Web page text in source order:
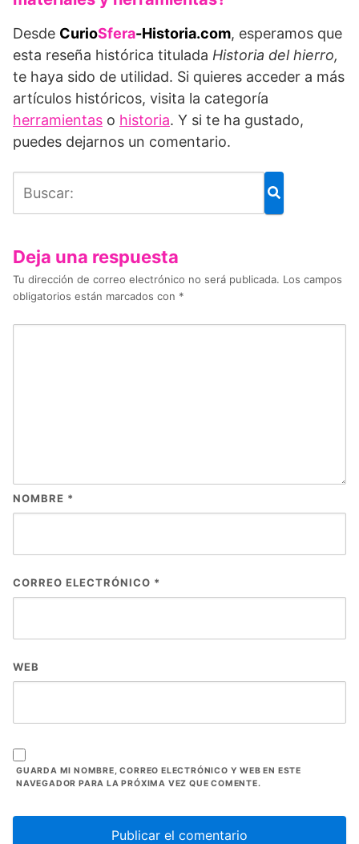
Desde CurioSfera-Historia.com, esperamos que
esta reseña histórica titulada Historia del hierro,
te haya sido de utilidad. Si quieres acceder a más
artículos históricos, visita la categoría
herramientas o historia. Y si te ha gustado,
puedes dejarnos un comentario.
Deja una respuesta
Tu dirección de correo electrónico no será publicada. Los campos
obligatorios están marcados con *
NOMBRE *
CORREO ELECTRÓNICO *
WEB
GUARDA MI NOMBRE, CORREO ELECTRÓNICO Y WEB EN ESTE
NAVEGADOR PARA LA PRÓXIMA VEZ QUE COMENTE.